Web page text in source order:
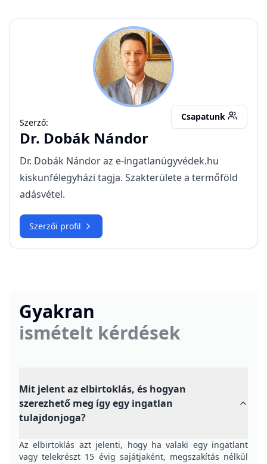
DN
Szerző:
Csapatunk
Dr. Dobák Nándor
Dr. Dobák Nándor az e-ingatlanügyvédek.hu
kiskunfélegyházi tagja. Szakterülete a termőföld
adásvétel.
Szerzői profil
Gyakran
ismételt kérdések
Mit jelent az elbirtoklás, és hogyan
szerezhető meg így egy ingatlan
tulajdonjoga?
Az elbirtoklás azt jelenti, hogy ha valaki egy ingatlant
vagy telekrészt 15 évig sajátjaként, megszakítás nélkül